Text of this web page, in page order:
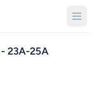
23A-25A